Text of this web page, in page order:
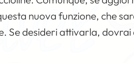
nuova funzione, che
Se desideri attivarla,